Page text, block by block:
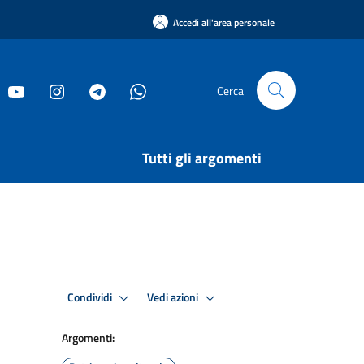
Accedi all'area personale
Cerca
Tutti gli argomenti
Condividi Vedi azioni
Argomenti: